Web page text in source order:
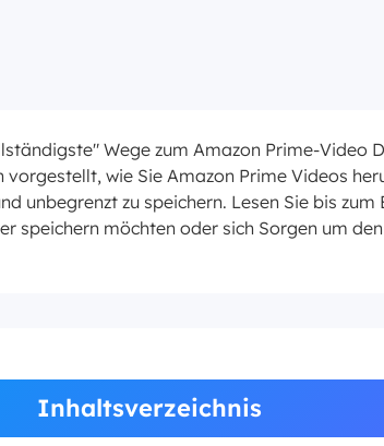
Wege zum Amazon Prime-Video
wie Sie Amazon Prime Videos
unbegrenzt zu speichern. Lesen Sie bis zum
speichern möchten oder sich Sorgen um
Inhaltsverzeichnis